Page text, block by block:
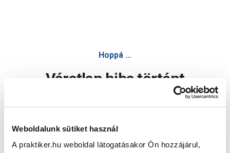
Weboldalunk sütiket használ
A praktiker.hu weboldal látogatásakor Ön hozzájárul,
Hoppá ...
Váratlan hiba történt
Oldal újratöltése